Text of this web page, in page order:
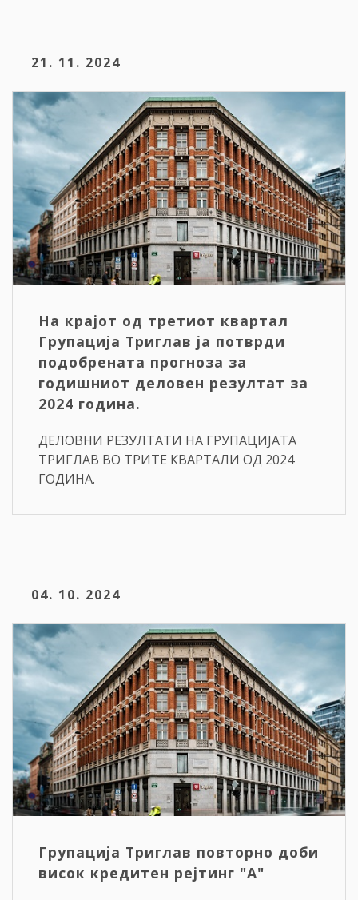
21. 11. 2024
На крајот од третиот квартал
Групација Триглав ја потврди
подобрената прогноза за
годишниот деловен резултат за
2024 година.
ДЕЛОВНИ РЕЗУЛТАТИ НА ГРУПАЦИЈАТА
ТРИГЛАВ ВО ТРИТЕ КВАРТАЛИ ОД 2024
ГОДИНА.
04. 10. 2024
Групација Триглав повторно доби
висок кредитен рејтинг "А"